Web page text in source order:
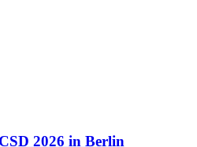
2026 in Berlin